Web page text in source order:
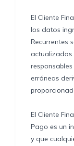
El Cliente
los datos
Recurrentes
erróneas
El Cliente
Pago es un
y que